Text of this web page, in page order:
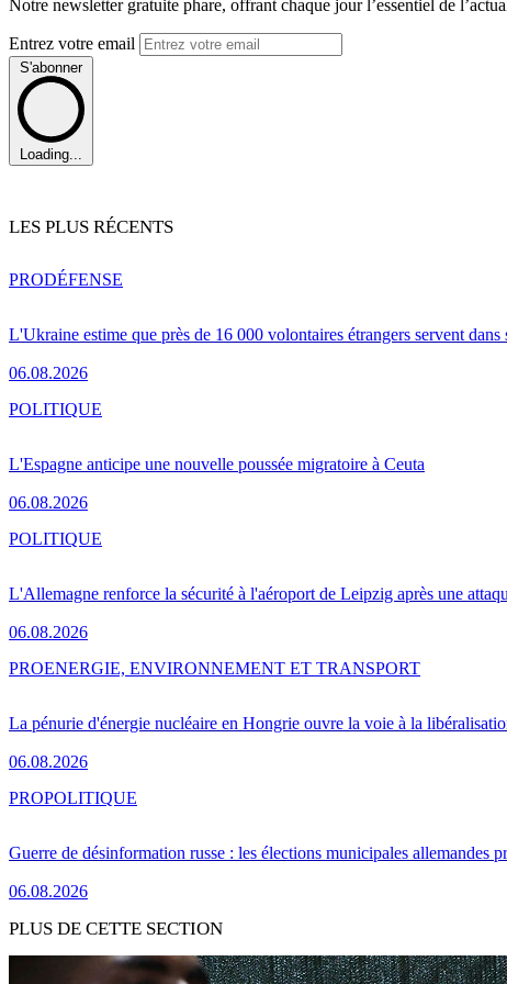
Notre newsletter gratuite phare, offrant chaque jour l’essentiel de
Entrez votre email
S'abonner
Loading...
LES PLUS RÉCENTS
L'Ukraine estime que près de 16 000 volontaires étrangers servent dans
06.08.2026
PRODÉFENSE
L'Espagne anticipe une nouvelle poussée migratoire à Ceuta
06.08.2026
POLITIQUE
L'Allemagne renforce la sécurité à l'aéroport de Leipzig après une
06.08.2026
POLITIQUE
La pénurie d'énergie nucléaire en Hongrie ouvre la voie à la
06.08.2026
PROENERGIE, ENVIRONNEMENT ET TRANSPORT
Guerre de désinformation russe : les élections municipales allemandes
06.08.2026
PROPOLITIQUE
PLUS DE CETTE SECTION